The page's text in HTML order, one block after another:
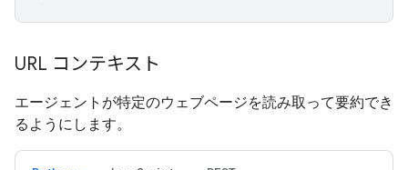
URL コンテキスト
エージェントが特定のウェブページを読み取って要約でき
るようにします。